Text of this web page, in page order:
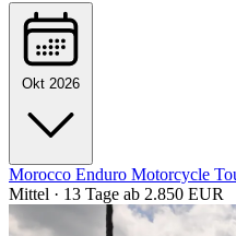
Okt 2026
Morocco Enduro Motorcycle
Mittel · 13 Tage ab 2.850 EUR